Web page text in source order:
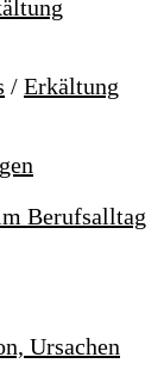
/ Erkältung
Ursachen